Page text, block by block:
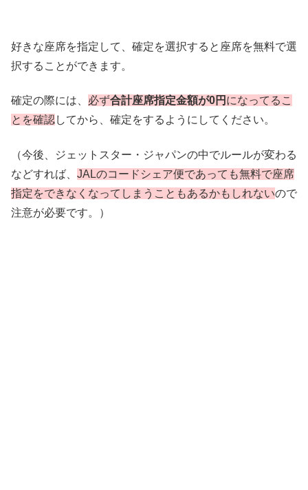
好きな座席を指定して、確定を選択すると座席を無料で選
択することができます。
確定の際には、 必ず合計座席指定金額が0円 になってるこ
とを確認してから、確定をするようにしてください。
（今後、ジェットスター・ジャパンの中でルールが変わる
などすれば、 JALのコードシェア便であっても無料で座席
指定をできなくなってしまうこともあるかもしれないので
注意が必要です。）